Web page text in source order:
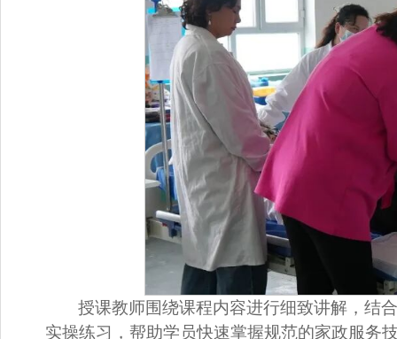
授课教师围绕课程内容进行细致讲解，结
实操练习，帮助学员快速掌握规范的家政服务